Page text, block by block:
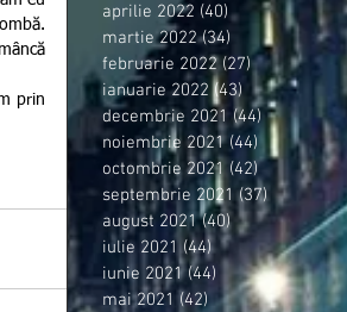
aprilie 2022 (40)40 postări
martie 2022 (34) 34 postări
februarie 2022 (27)27 postări
ianuarie 2022 (43) 43 postări
decembrie 2021 (44)44 postări
noiembrie 2021 (44) 44 postări
octombrie 2021 (42)42 postări
septembrie 2021 (37)37 postări
august 2021 (40)40 postări
iulie 2021 (44)44 postări
iunie 2021 (44) 44 postări
mai 2021 (42) 42 postări